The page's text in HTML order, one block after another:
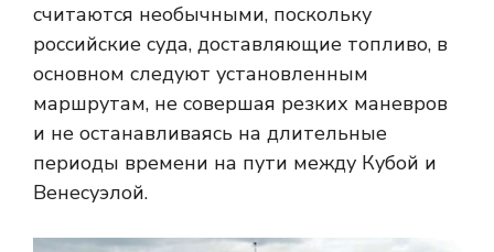
считаются необычными, поскольку
российские суда, доставляющие топливо, в
основном следуют установленным
маршрутам, не совершая резких маневров
и не останавливаясь на длительные
периоды времени на пути между Кубой и
Венесуэлой.